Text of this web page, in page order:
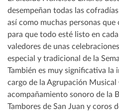
desempeñan todas las
así como muchas personas
para que todo esté listo en
valedores de unas
especial y tradicional de la
También es muy significativa la
cargo de la Agrupación Musical
acompañamiento sonoro de la
Tambores de San Juan y coros